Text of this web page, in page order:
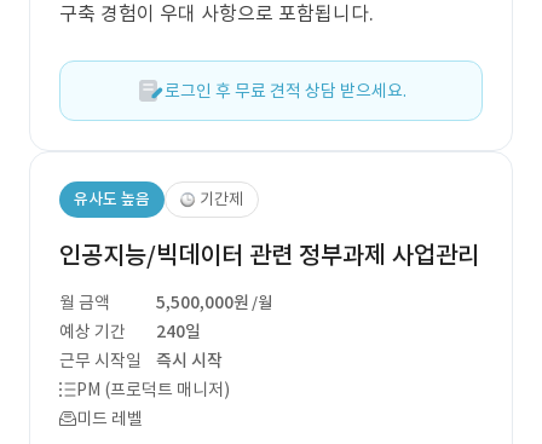
구축 경험이 우대 사항으로 포함됩니다.
로그인 후 무료 견적 상담 받으세요.
유사도 높음 기간제
인공지능/빅데이터 관련 정부과제 사업관리
월 금액 5,500,000원 /월
예상 기간
240일
근무 시작일
즉시 시작
PM (프로덕트 매니저)
미드 레벨